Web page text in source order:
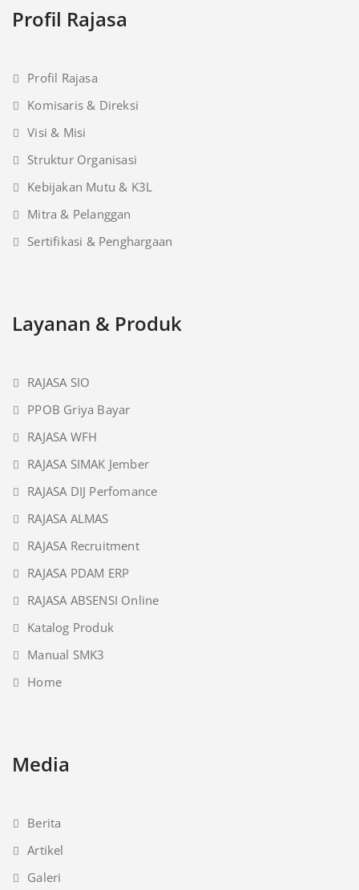
Profil Rajasa
Profil Rajasa
Komisaris & Direksi
Visi & Misi
Struktur Organisasi
Kebijakan Mutu & K3L
Mitra & Pelanggan
Sertifikasi & Penghargaan
Layanan & Produk
RAJASA SIO
PPOB Griya Bayar
RAJASA WFH
RAJASA SIMAK Jember
RAJASA DIJ Perfomance
RAJASA ALMAS
RAJASA Recruitment
RAJASA PDAM ERP
RAJASA ABSENSI Online
Katalog Produk
Manual SMK3
Home
Media
Berita
Artikel
Galeri